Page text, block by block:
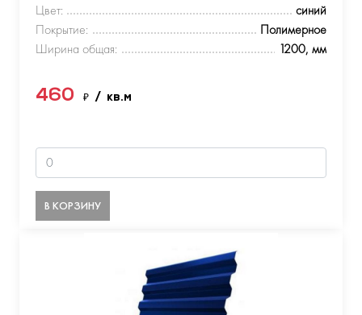
Цвет:
синий
Покрытие:
Полимерное
Ширина общая:
1200, мм
460 ₽ / кв.м
В КОРЗИНУ